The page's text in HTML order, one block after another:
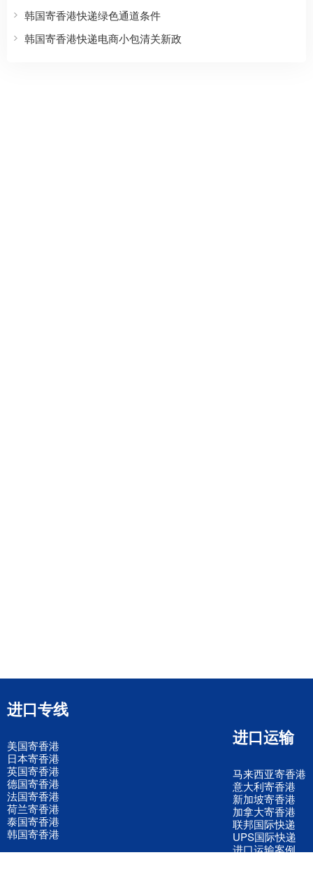
韩国寄香港快递绿色通道条件
韩国寄香港快递电商小包清关新政
进口专线
美国寄香港
日本寄香港
英国寄香港
德国寄香港
法国寄香港
荷兰寄香港
泰国寄香港
韩国寄香港
进口运输
马来西亚寄香港
意大利寄香港
新加坡寄香港
加拿大寄香港
联邦国际快递
UPS国际快递
进口运输案例